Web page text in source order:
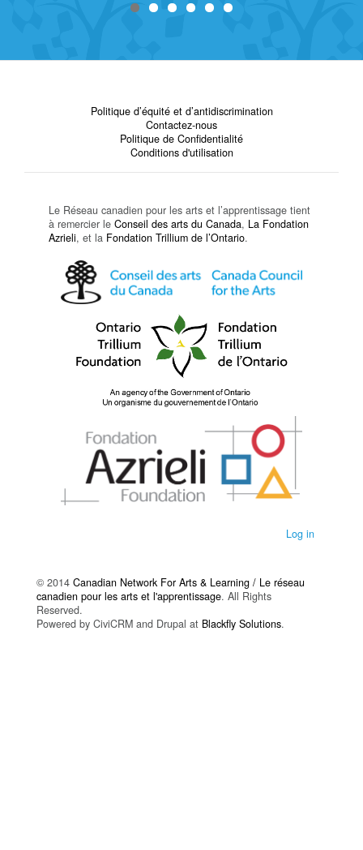
Politique d’équité et d’antidiscrimination
Contactez-nous
Politique de Confidentialité
Conditions d'utilisation
Le Réseau canadien pour les arts et l’apprentissage tient
à remercier le Conseil des arts du Canada, La Fondation
Azrieli, et la Fondation Trillium de l’Ontario.
Log in
© 2014 Canadian Network For Arts & Learning / Le réseau
canadien pour les arts et l'apprentissage. All Rights
Reserved.
Powered by CiviCRM and Drupal at Blackfly Solutions.